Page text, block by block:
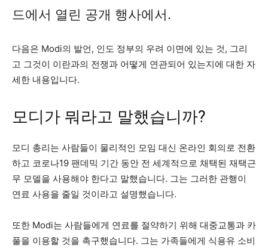
드에서 열린 공개 행사에서.
다음은 Modi의 발언, 인도 정부의 우려 이면에 있는 것, 그리
고 그것이 이란과의 전쟁과 어떻게 연관되어 있는지에 대한 자
세한 내용입니다.
모디가 뭐라고 말했습니까?
모디 총리는 사람들이 물리적인 모임 대신 온라인 회의로 전환
하고 코로나19 팬데믹 기간 동안 전 세계적으로 채택된 재택근
무 모델을 사용해야 한다고 말했습니다. 그는 그러한 관행이
연료 사용을 줄일 것이라고 설명했습니다.
또한 Modi는 사람들에게 연료를 절약하기 위해 대중교통과 카
풀을 이용할 것을 촉구했습니다. 그는 가족들에게 식용유 소비